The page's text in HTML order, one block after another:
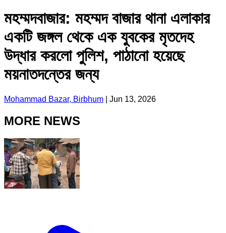
মহম্মদবাজার: মহম্মদ বাজার থানা এলাকার
একটি জঙ্গল থেকে এক যুবকের মৃতদেহ
উদ্ধার করলো পুলিশ, পাঠানো হয়েছে
ময়নাতদন্তের জন্য
Mohammad Bazar, Birbhum Jun 13, 2026
MORE NEWS